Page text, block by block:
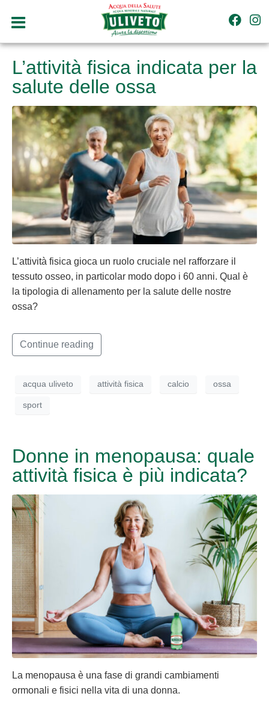
L’attività fisica indicata per la
salute delle ossa
L’attività fisica gioca un ruolo cruciale nel rafforzare il
tessuto osseo, in particolar modo dopo i 60 anni. Qual è
la tipologia di allenamento per la salute delle nostre
ossa?
Continue reading
acqua uliveto attività fisica calcio ossa
sport
Donne in menopausa: quale
attività fisica è più indicata?
La menopausa è una fase di grandi cambiamenti
ormonali e fisici nella vita di una donna.